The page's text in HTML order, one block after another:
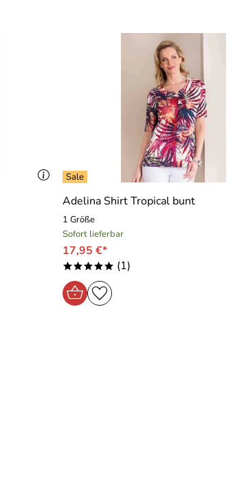
Adelina Shirt Tropical bunt
1 Größe
Sofort lieferbar
17,95 €*
***** (1)